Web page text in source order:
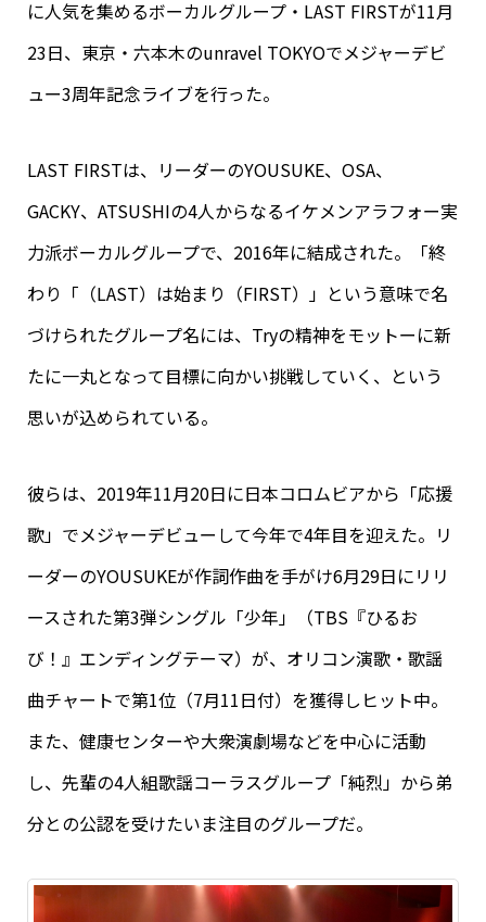
に人気を集めるボーカルグループ・LAST FIRSTが11月
23日、東京・六本木のunravel TOKYOでメジャーデビ
ュー3周年記念ライブを行った。
LAST FIRSTは、リーダーのYOUSUKE、OSA、
GACKY、ATSUSHIの4人からなるイケメンアラフォー実
力派ボーカルグループで、2016年に結成された。「終
わり「（LAST）は始まり（FIRST）」という意味で名
づけられたグループ名には、Tryの精神をモットーに新
たに一丸となって目標に向かい挑戦していく、という
思いが込められている。
彼らは、2019年11月20日に日本コロムビアから「応援
歌」でメジャーデビューして今年で4年目を迎えた。リ
ーダーのYOUSUKEが作詞作曲を手がけ6月29日にリリ
ースされた第3弾シングル「少年」（TBS『ひるお
び！』エンディングテーマ）が、オリコン演歌・歌謡
曲チャートで第1位（7月11日付）を獲得しヒット中。
また、健康センターや大衆演劇場などを中心に活動
し、先輩の4人組歌謡コーラスグループ「純烈」から弟
分との公認を受けたいま注目のグループだ。